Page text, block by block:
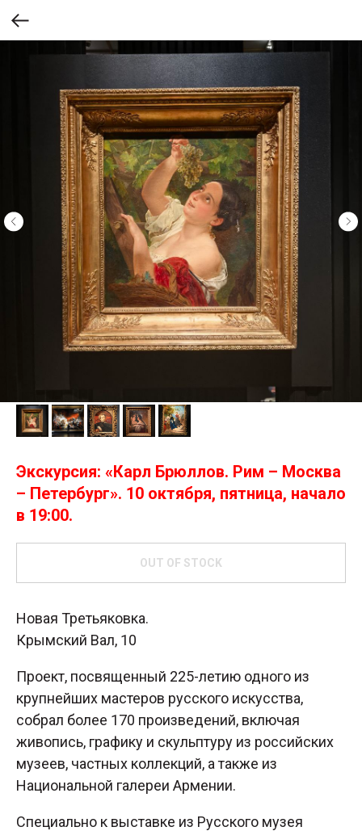
Экскурсия: «Карл Брюллов. Рим – Москва
– Петербург». 10 октября, пятница, начало
в 19:00.
OUT OF STOCK
Новая Третьяковка.
Крымский Вал, 10
Проект, посвященный 225-летию одного из
крупнейших мастеров русского искусства,
собрал более 170 произведений, включая
живопись, графику и скульптуру из российских
музеев, частных коллекций, а также из
Национальной галереи Армении.
Специально к выставке из Русского музея